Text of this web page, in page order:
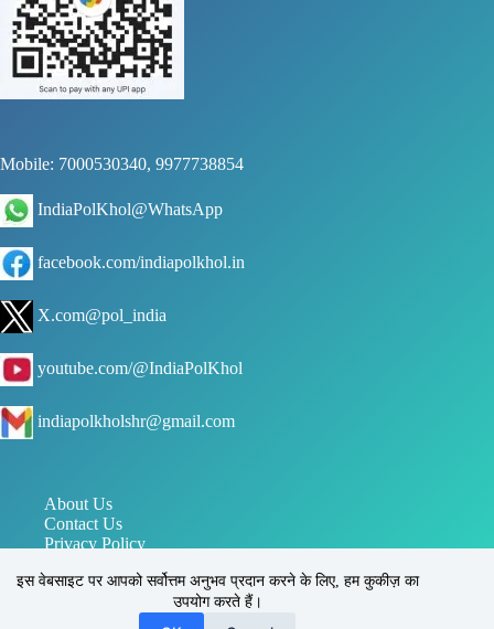
इस वेबसाइट पर आपको सर्वोत्तम अनुभव प्रदान करने के लिए, हम कुकीज़ का
उपयोग करते हैं।
Mobile: 7000530340, 9977738854
IndiaPolKhol@WhatsApp
facebook.com/indiapolkhol.in
X.com@pol_india
youtube.com/@IndiaPolKhol
indiapolkholshr@gmail.com
About Us
Contact Us
Privacy Policy
पत्र सूचना कार्यालय PIB
इंडिया पोल खोल, सिहोरा, जबलपुर, मध्य प्रदेश, भारत 483225
Reg. No.: UAM - MP24D0031170